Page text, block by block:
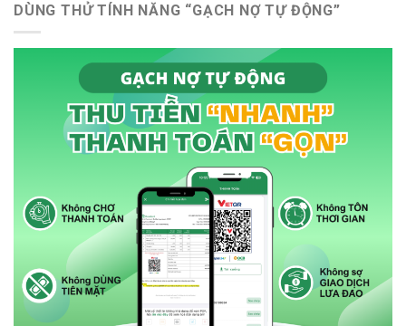
DÙNG THỬ TÍNH NĂNG “GẠCH NỢ TỰ ĐỘNG”